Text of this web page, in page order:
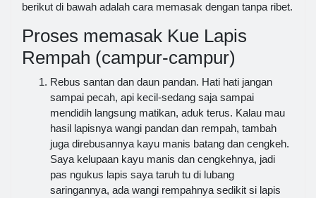
berikut di bawah adalah cara memasak dengan tanpa ribet.
Proses memasak Kue Lapis
Rempah (campur-campur)
Rebus santan dan daun pandan. Hati hati jangan
sampai pecah, api kecil-sedang saja sampai
mendidih langsung matikan, aduk terus. Kalau mau
hasil lapisnya wangi pandan dan rempah, tambah
juga direbusannya kayu manis batang dan cengkeh.
Saya kelupaan kayu manis dan cengkehnya, jadi
pas ngukus lapis saya taruh tu di lubang
saringannya, ada wangi rempahnya sedikit si lapis